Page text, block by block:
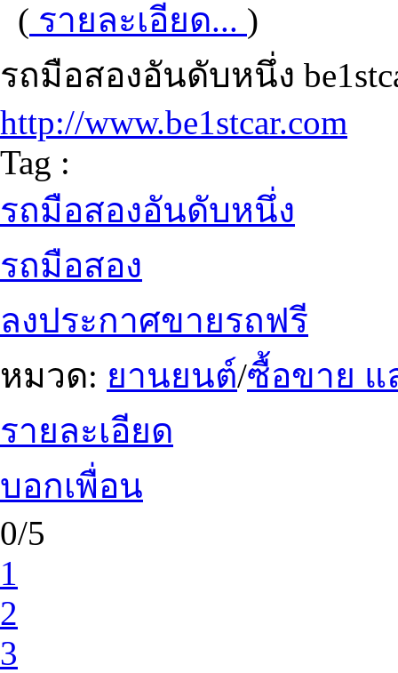
( รายละเอียด... )
รถมือสองอันดับหนึ่ง
http://www.be1stcar.com
Tag :
รถมือสองอันดับหนึ่ง
รถมือสอง
ลงประกาศขายรถฟรี
หมวด: ยานยนต์/ซื้อขาย แ
รายละเอียด
บอกเพื่อน
0/5
1
2
3